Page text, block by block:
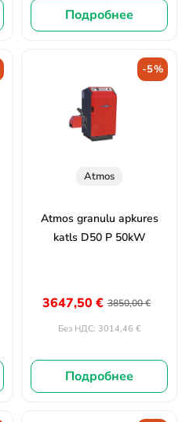
Подробнее
-5%
Atmos
Atmos granulu apkures
katls D50 P 50kW
3850,00€
3647,50 €
Без НДС: 3014,46 €
Подробнее